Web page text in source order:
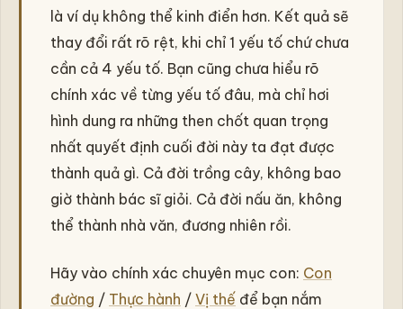
là ví dụ không thể kinh điển hơn. Kết quả sẽ
thay đổi rất rõ rệt, khi chỉ 1 yếu tố chứ chưa
cần cả 4 yếu tố. Bạn cũng chưa hiểu rõ
chính xác về từng yếu tố đâu, mà chỉ hơi
hình dung ra những then chốt quan trọng
nhất quyết định cuối đời này ta đạt được
thành quả gì. Cả đời trồng cây, không bao
giờ thành bác sĩ giỏi. Cả đời nấu ăn, không
thể thành nhà văn, đương nhiên rồi.
Hãy vào chính xác chuyên mục con: Con
đường / Thực hành / Vị thế để bạn nắm